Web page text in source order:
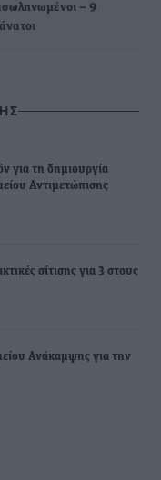
– 9
για τη δημιουργία
Αντιμετώπισης
σίτισης για 3 στους
Ανάκαμψης για την